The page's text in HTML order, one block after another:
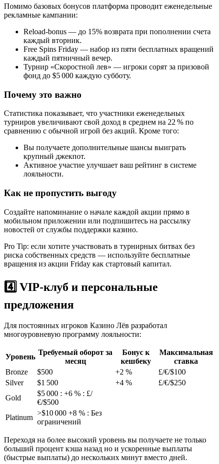
Помимо базовых бонусов платформа проводит еженедельные
рекламные кампании:
Reload‑bonus — до 15% возврата при пополнении счета
каждый вторник.
Free Spins Friday — набор из пяти бесплатных вращений
каждый пятничный вечер.
Турнир «Скоростной лев» — игроки сорят за призовой
фонд до $5 000 каждую субботу.
Почему это важно
Статистика показывает, что участники еженедельных
турниров увеличивают свой доход в среднем на 22 % по
сравнению с обычной игрой без акций. Кроме того:
Вы получаете дополнительные шансы выиграть
крупный джекпот.
Активное участие улучшает ваш рейтинг в системе
лояльности.
Как не пропустить выгоду
Создайте напоминание о начале каждой акции прямо в
мобильном приложении или подпишитесь на рассылку
новостей от службы поддержки казино.
Pro Tip: если хотите участвовать в турнирных битвах без
риска собственных средств — используйте бесплатные
вращения из акции Friday как стартовый капитал.
4️⃣ VIP‑клуб и персональные
предложения
Для постоянных игроков Казино Лёв разработал
многоуровневую программу лояльности:
Уровень
Требуемый оборот за
месяц
Бонус к
кешбеку
Максимальная
ставка
Bronze
$500 +2 %
£/€/$100
Silver
$1 500 +4 %
£/€/$250
Gold
$5 000 : +6 % : £/
€/$500
Platinum
>$10 000 +8 % : Без
ограничений
Переходя на более высокий уровень вы получаете не только
больший процент кэша назад но и ускоренные выплаты
(быстрые выплаты) до нескольких минут вместо дней.